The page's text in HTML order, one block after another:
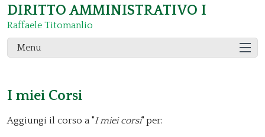
DIRITTO AMMINISTRATIVO I
Raffaele Titomanlio
Menu
I miei Corsi
Aggiungi il corso a "I miei corsi" per: